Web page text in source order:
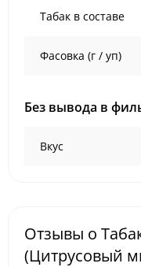
Табак в составе
Фасовка (г / уп)
Без вывода в
Вкус
Отзывы о
(Цитрусовый